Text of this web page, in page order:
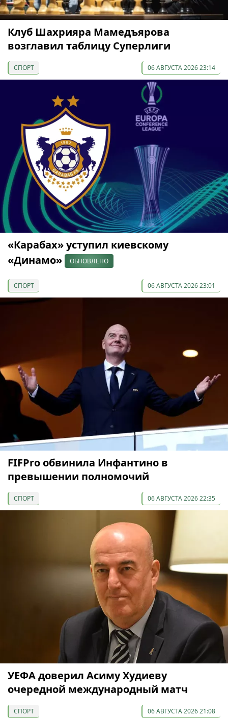
Клуб Шахрияра Мамедъярова
возглавил таблицу Суперлиги
СПОРТ 06 АВГУСТА 2026 23:14
«Карабах» уступил киевскому
«Динамо»
ОБНОВЛЕНО
СПОРТ 06 АВГУСТА 2026 23:01
FIFPro обвинила Инфантино в
превышении полномочий
СПОРТ 06 АВГУСТА 2026 22:35
УЕФА доверил Асиму Худиеву
очередной международный матч
СПОРТ 06 АВГУСТА 2026 21:08